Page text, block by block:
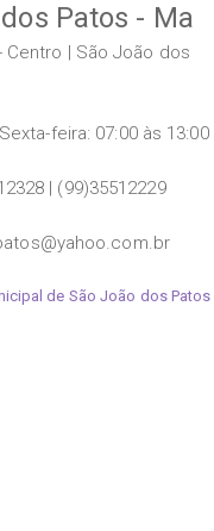
Patos - Ma
Centro | São João dos
feira: 07:00 às 13:00
| (99)35512229
de São João dos Patos